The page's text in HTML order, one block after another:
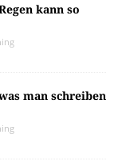
kann so
man schreiben